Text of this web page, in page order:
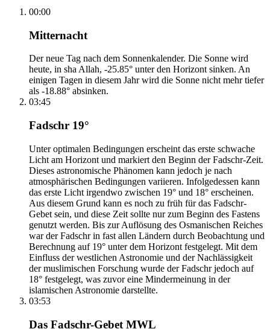
00:00
Mitternacht
Der neue Tag nach dem Sonnenkalender. Die Sonne wird
heute, in sha Allah, -25.85° unter den Horizont sinken. An
einigen Tagen in diesem Jahr wird die Sonne nicht mehr tiefer
als -18.88° absinken.
03:45
Fadschr 19°
Unter optimalen Bedingungen erscheint das erste schwache
Licht am Horizont und markiert den Beginn der Fadschr-Zeit.
Dieses astronomische Phänomen kann jedoch je nach
atmosphärischen Bedingungen variieren. Infolgedessen kann
das erste Licht irgendwo zwischen 19° und 18° erscheinen.
Aus diesem Grund kann es noch zu früh für das Fadschr-
Gebet sein, und diese Zeit sollte nur zum Beginn des Fastens
genutzt werden. Bis zur Auflösung des Osmanischen Reiches
war der Fadschr in fast allen Ländern durch Beobachtung und
Berechnung auf 19° unter dem Horizont festgelegt. Mit dem
Einfluss der westlichen Astronomie und der Nachlässigkeit
der muslimischen Forschung wurde der Fadschr jedoch auf
18° festgelegt, was zuvor eine Mindermeinung in der
islamischen Astronomie darstellte.
03:53
Das Fadschr-Gebet MWL